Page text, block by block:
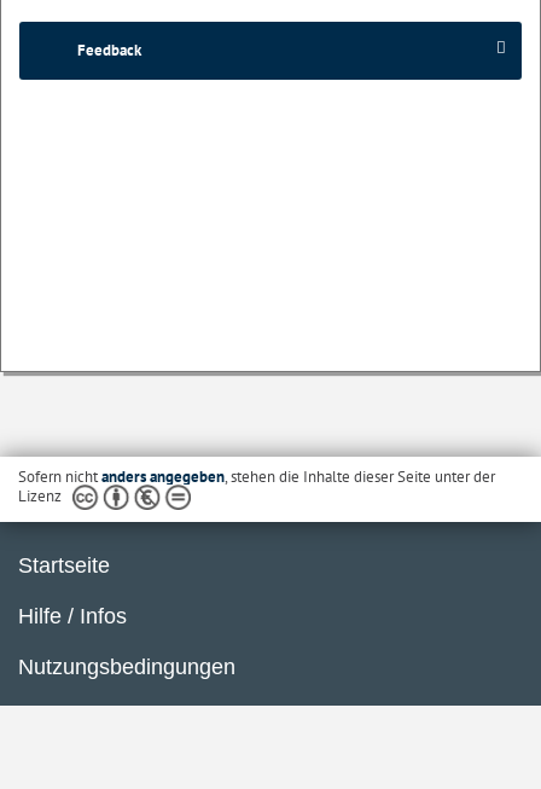
Feedback
Sofern nichtanders angegeben, stehen die Inhalte dieser Seite unter der
Lizenz
Startseite
Hilfe / Infos
Nutzungsbedingungen